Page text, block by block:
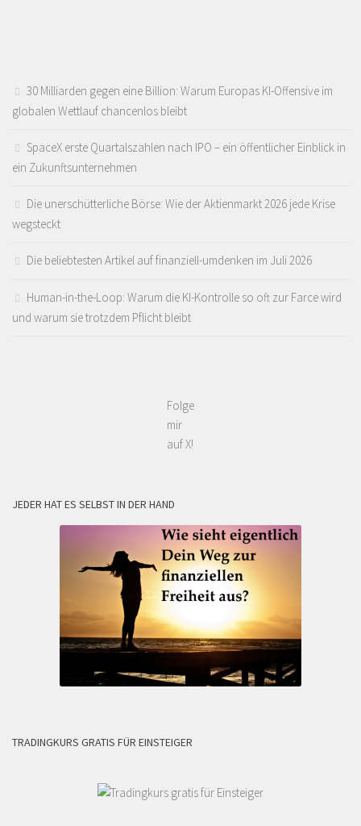
30 Milliarden gegen eine Billion: Warum Europas KI-Offensive im
globalen Wettlauf chancenlos bleibt
SpaceX erste Quartalszahlen nach IPO – ein öffentlicher Einblick in
ein Zukunftsunternehmen
Die unerschütterliche Börse: Wie der Aktienmarkt 2026 jede Krise
wegsteckt
Die beliebtesten Artikel auf finanziell-umdenken im Juli 2026
Human-in-the-Loop: Warum die KI-Kontrolle so oft zur Farce wird
und warum sie trotzdem Pflicht bleibt
Folge
mir
auf X!
JEDER HAT ES SELBST IN DER HAND
TRADINGKURS GRATIS FÜR EINSTEIGER